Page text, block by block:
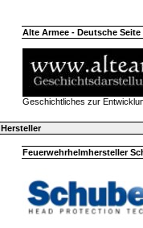
Alte Armee - Deutsche Seite
Geschichtliches zur
Hersteller
Feuerwehrhelmhersteller